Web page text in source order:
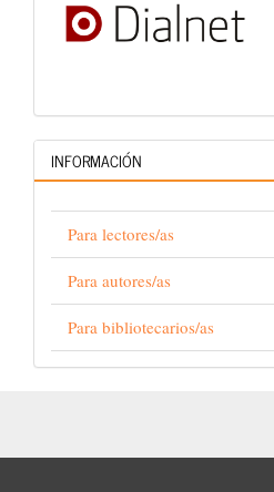
INFORMACIÓN
Para lectores/as
Para autores/as
Para bibliotecarios/as